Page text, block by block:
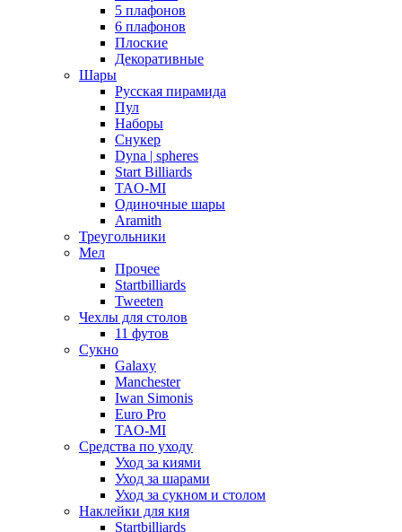
5 плафонов
6 плафонов
Плоские
Декоративные
Шары
Русская пирамида
Пул
Наборы
Снукер
Dyna | spheres
Start Billiards
TAO-MI
Одиночные шары
Aramith
Треугольники
Мел
Прочее
Startbilliards
Tweeten
Чехлы для столов
11 футов
Сукно
Galaxy
Manchester
Iwan Simonis
Euro Pro
TAO-MI
Средства по уходу
Уход за киями
Уход за шарами
Уход за сукном и столом
Наклейки для кия
Startbilliards